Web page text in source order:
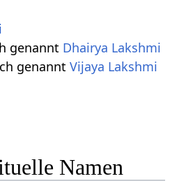
genannt Dhairya Lakshmi
genanntVijaya Lakshmi
Namen